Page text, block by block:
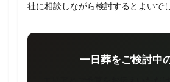
社に相談しながら検討するとよいで
一日葬をご検討中